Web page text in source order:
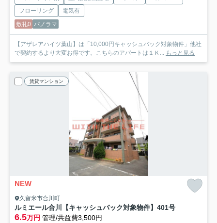
フローリング
電気有
敷礼0 パノラマ
【アザレアハイツ葉山】は「10,000円キャッシュバック対象物件」他社
で契約するより大変お得です。こちらのアパートは１Ｋ... もっと見る
賃貸マンション
NEW
久留米市合川町
ルミエール合川【キャッシュバック対象物件】 401号
6.5万円 管理/共益費3,500円